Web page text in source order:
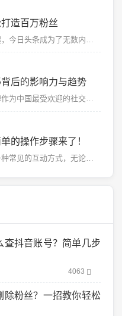
造百万粉丝
后的影响力与趋势
近年来，随着社交媒体的普及，微博作为中国最受欢迎的社交平台之一，成为许多公众人物发表意见、互动交流的...
的操作步骤来了！
在快手这个短视频平台上，点赞是一种常见的互动方式，无论是表达对视频内容的喜爱，还是对创作者的支持，点...
查抖音账号？简单几步
4063
除粉丝？一招教你轻松